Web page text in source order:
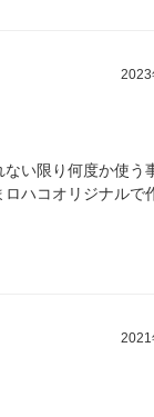
2023
い限り何度か使う
ハコオリジナルで
2021